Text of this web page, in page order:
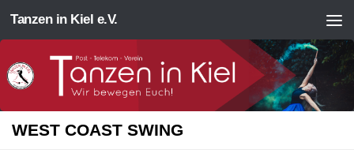
Zum Inhalt springen
Tanzen in Kiel e.V.
WEST COAST SWING